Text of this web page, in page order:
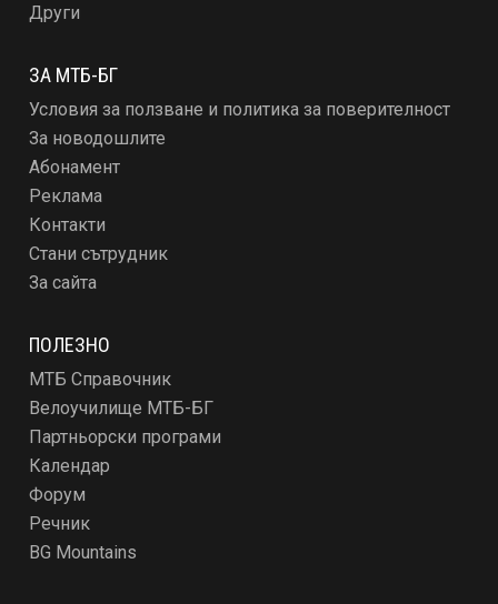
Други
ЗА МТБ-БГ
Условия за ползване и политика за поверителност
За новодошлите
Абонамент
Реклама
Контакти
Стани сътрудник
За сайта
ПОЛЕЗНО
МТБ Справочник
Велоучилище МТБ-БГ
Партньорски програми
Календар
Форум
Речник
BG Mountains